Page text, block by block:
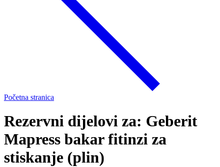
Početna stranica
Rezervni dijelovi za: Geberit
Mapress bakar fitinzi za
stiskanje (plin)